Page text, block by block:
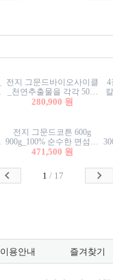
전지 그문드바이오사이클
_천연추출물을 각각 50%
이상 함유한 친환경그래
280,900 원
4
전지 그문드코튼 600g
900g_100% 순수한 면섬유
로 만든 친환경프리미엄
471,500 원
1 / 17
이용안내 즐겨찾기